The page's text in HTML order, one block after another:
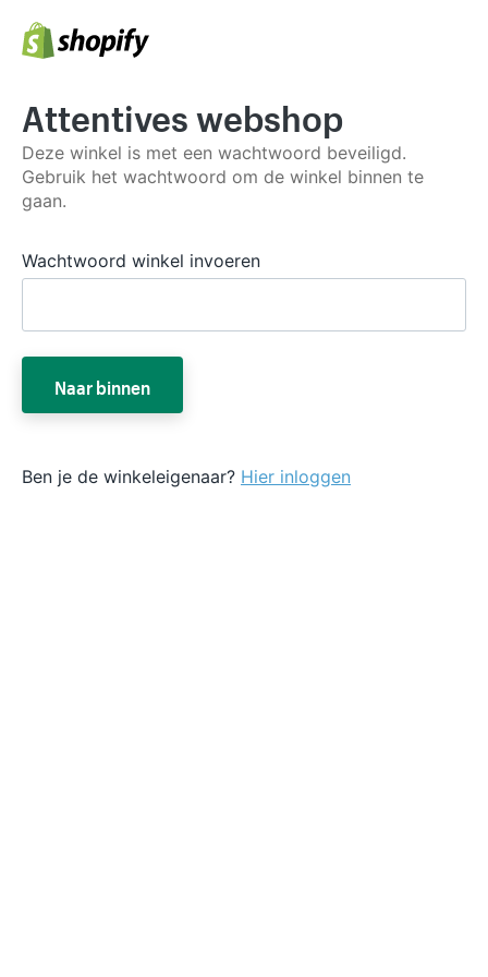
Attentives webshop
Deze winkel is met een wachtwoord beveiligd.
Gebruik het wachtwoord om de winkel binnen te
gaan.
Wachtwoord winkel invoeren
Naar binnen
Ben je de winkeleigenaar? Hier inloggen